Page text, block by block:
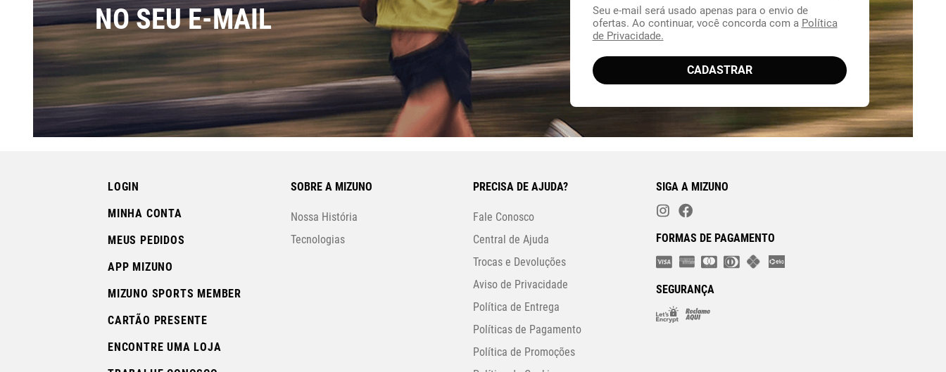
NO SEU E-MAIL
Seu e-mail será usado apenas para o envio de
ofertas. Ao continuar, você concorda com a Política
de Privacidade.
CADASTRAR
LOGIN
MINHA CONTA
MEUS PEDIDOS
APP MIZUNO
MIZUNO SPORTS MEMBER
CARTÃO PRESENTE
ENCONTRE UMA LOJA
SOBRE A MIZUNO
Nossa História
Tecnologias
PRECISA DE AJUDA?
Fale Conosco
Central de Ajuda
Trocas e Devoluções
Aviso de Privacidade
Política de Entrega
Políticas de Pagamento
Política de Promoções
SIGA A MIZUNO
FORMAS DE PAGAMENTO
SEGURANÇA